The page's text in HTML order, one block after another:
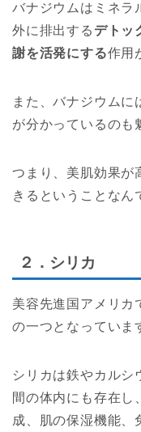
バナジウムはミネラ
外に排出する デトッ
謝を活発にする作用
また、バナジウムに
が分かっているのも
つまり、美肌効果が
きるということなん
２．シリカ
美容先進国アメリカ
の一つとなっていま
シリカは鉄やカルシ
間の体内にも存在し
成、肌の保湿機能、